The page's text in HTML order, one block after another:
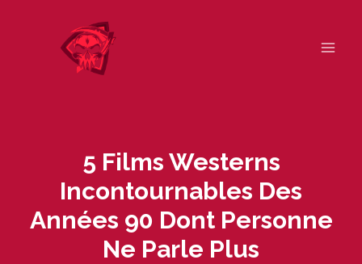
5 Films Westerns
Incontournables Des
Années 90 Dont Personne
Ne Parle Plus